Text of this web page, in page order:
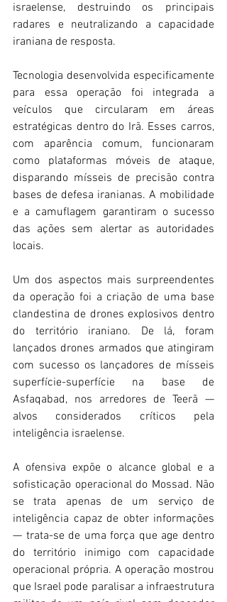
israelense, destruindo os principais
radares e neutralizando a capacidade
iraniana de resposta.
Tecnologia desenvolvida especificamente
para essa operação foi integrada a
veículos que circularam em áreas
estratégicas dentro do Irã. Esses carros,
com aparência comum, funcionaram
como plataformas móveis de ataque,
disparando mísseis de precisão contra
bases de defesa iranianas. A mobilidade
e a camuflagem garantiram o sucesso
das ações sem alertar as autoridades
locais.
Um dos aspectos mais surpreendentes
da operação foi a criação de uma base
clandestina de drones explosivos dentro
do território iraniano. De lá, foram
lançados drones armados que atingiram
com sucesso os lançadores de mísseis
superfície-superfície na base de
Asfaqabad, nos arredores de Teerã —
alvos considerados críticos pela
inteligência israelense.
A ofensiva expõe o alcance global e a
sofisticação operacional do Mossad. Não
se trata apenas de um serviço de
inteligência capaz de obter informações
— trata-se de uma força que age dentro
do território inimigo com capacidade
operacional própria. A operação mostrou
que Israel pode paralisar a infraestrutura